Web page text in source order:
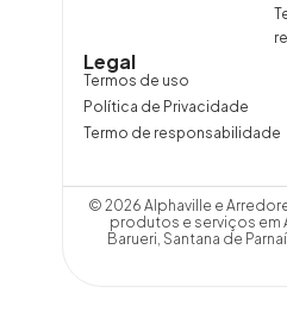
Legal
Termos de uso
Política de Privacidade
Termo de responsabilidade
© 2026 Alphaville e
produtos e serviços em
Barueri, Santana de